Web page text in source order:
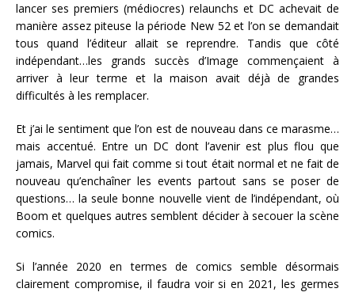
lancer ses premiers (médiocres) relaunchs et DC achevait de
manière assez piteuse la période New 52 et l’on se demandait
tous quand l’éditeur allait se reprendre. Tandis que côté
indépendant…les grands succès d’Image commençaient à
arriver à leur terme et la maison avait déjà de grandes
difficultés à les remplacer.
Et j’ai le sentiment que l’on est de nouveau dans ce marasme…
mais accentué. Entre un DC dont l’avenir est plus flou que
jamais, Marvel qui fait comme si tout était normal et ne fait de
nouveau qu’enchaîner les events partout sans se poser de
questions… la seule bonne nouvelle vient de l’indépendant, où
Boom et quelques autres semblent décider à secouer la scène
comics.
Si l’année 2020 en termes de comics semble désormais
clairement compromise, il faudra voir si en 2021, les germes